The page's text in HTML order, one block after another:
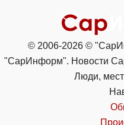
© 2006-2026 ©
"СарИнформ". Новости
Люди,